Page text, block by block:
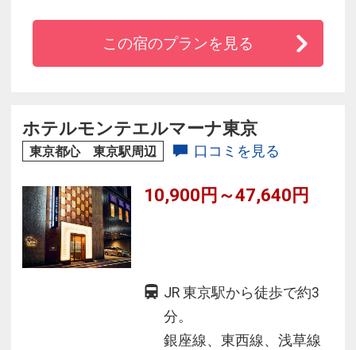
★朝食は「和食」をご用意しております
☆出張や東京観光の拠点に抜群♪
蔵門線【三越前駅】、東京メトロ日比谷線【小
伝馬町駅】に徒歩5分
この宿のプランを見る
ホテルモンテエルマーナ東京
東京都心 東京駅周辺 口コミを見る
10,900円～47,640円
JR 東京駅から徒歩で約3
分。
銀座線、東西線、浅草線